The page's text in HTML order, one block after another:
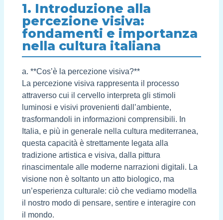
1. Introduzione alla
percezione visiva:
fondamenti e importanza
nella cultura italiana
a. **Cos’è la percezione visiva?**
La percezione visiva rappresenta il processo
attraverso cui il cervello interpreta gli stimoli
luminosi e visivi provenienti dall’ambiente,
trasformandoli in informazioni comprensibili. In
Italia, e più in generale nella cultura mediterranea,
questa capacità è strettamente legata alla
tradizione artistica e visiva, dalla pittura
rinascimentale alle moderne narrazioni digitali. La
visione non è soltanto un atto biologico, ma
un’esperienza culturale: ciò che vediamo modella
il nostro modo di pensare, sentire e interagire con
il mondo.